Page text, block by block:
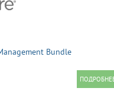
Bundle